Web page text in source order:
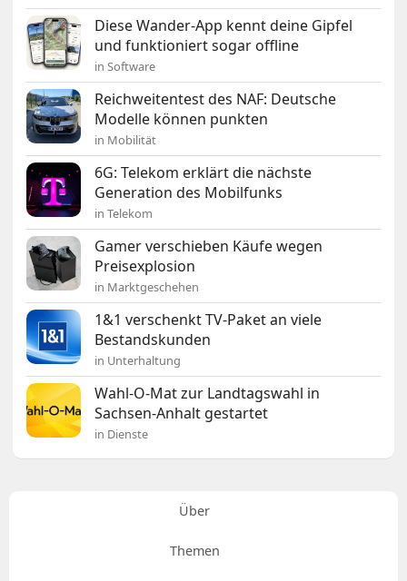
Diese Wander-App kennt deine Gipfel
und funktioniert sogar offline
in Software
Reichweitentest des NAF: Deutsche
Modelle können punkten
in Mobilität
6G: Telekom erklärt die nächste
Generation des Mobilfunks
in Telekom
Gamer verschieben Käufe wegen
Preisexplosion
in Marktgeschehen
1&1 verschenkt TV-Paket an viele
Bestandskunden
in Unterhaltung
Wahl-O-Mat zur Landtagswahl in
Sachsen-Anhalt gestartet
in Dienste
Über
Themen